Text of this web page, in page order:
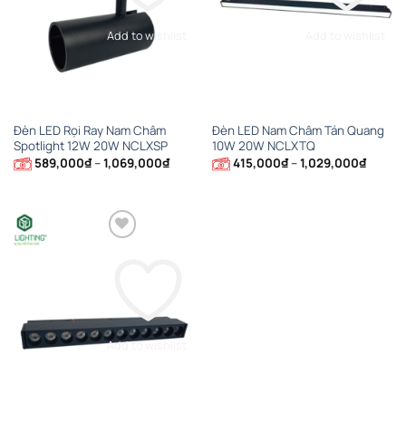
Add to wishlist
Đèn LED Rọi Ray Nam Châm
Spotlight 12W 20W NCLXSP
589,000₫–1,069,000₫Khoảng
giá:
Đèn LED Nam Châm Tán Quang
10W 20W NCLXTQ
415,000₫–1,029,000₫
giá:
Add to wishlist